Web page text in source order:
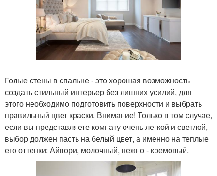
Голые стены в спальне - это хорошая возможность
создать стильный интерьер без лишних усилий, для
этого необходимо подготовить поверхности и выбрать
правильный цвет краски. Внимание! Только в том случае,
если вы представляете комнату очень легкой и светлой,
выбор должен пасть на белый цвет, а именно на теплые
его оттенки: Айвори, молочный, нежно - кремовый.